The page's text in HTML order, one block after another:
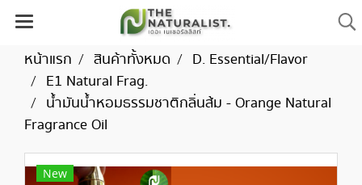
หน้าแรก สินค้าทั้งหมด
D. Essential/Flavor
E1 Natural Frag.
น้ำมันน้ำหอมธรรมชาติกลิ่นส้ม - Orange Natural
Fragrance Oil
New